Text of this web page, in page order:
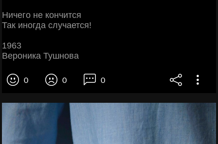
Ничего не кончится
Так иногда случается!
1963
Вероника Тушнова
0 0 0